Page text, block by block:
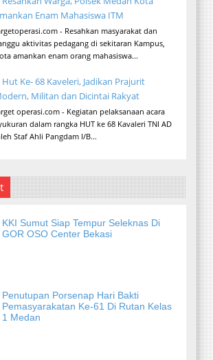
Enam Mahasiswa ITM
- Resahkan masyarakat dan
aktivitas pedagang di sekitaran Kampus,
amankan enam orang mahasiswa...
Hut Ke- 68 Kaveleri, Jadikan Prajurit
Militan dan Dicintai Rakyat
operasi.com - Kegiatan pelaksanaan acara
dalam rangka HUT ke 68 Kavaleri TNI AD
Staf Ahli Pangdam I/B...
KKI Sumut Siap Tempur Seleknas Di
GOR OSO Center Bekasi
Penutupan Porsenap Hari Bakti
Pemasyarakatan Ke-61 Di Rutan Kelas
1 Medan